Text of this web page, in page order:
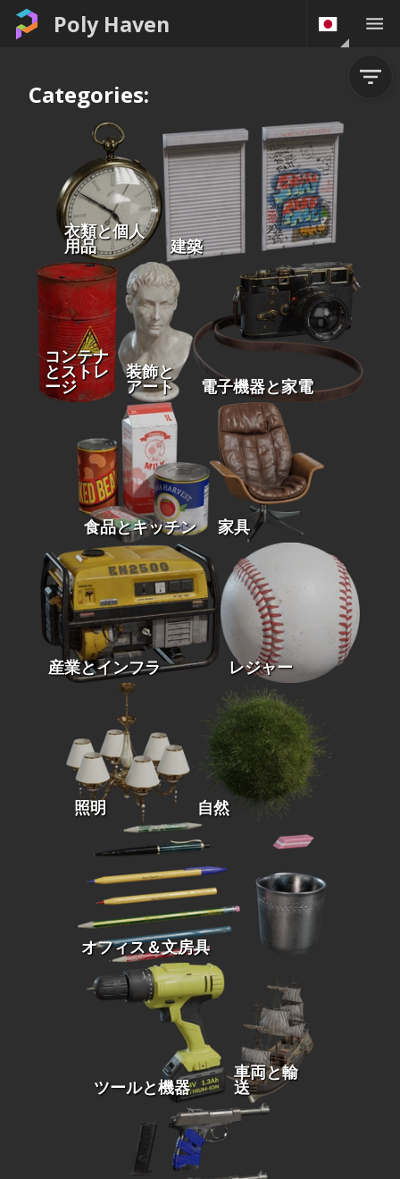
Poly Haven
Categories:
衣類と個人
用品 建築
コンテナ
とストレ
ージ
装飾と
アート 電子機器と家電
食品とキッチン 家具
産業とインフラ レジャー
照明 自然
オフィス＆文房具
ツールと機器
車両と輸
送